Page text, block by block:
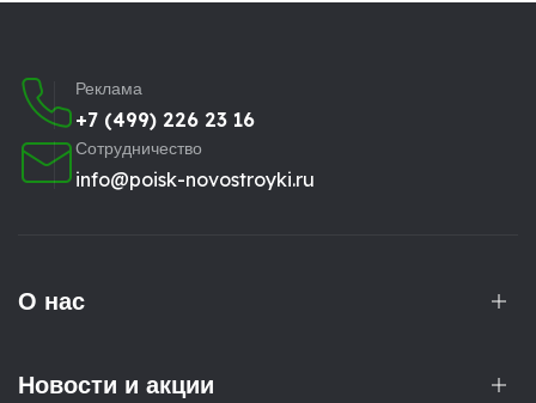
Реклама
+7 (499) 226 23 16
Сотрудничество
info@poisk-novostroyki.ru
О нас
Новости и акции